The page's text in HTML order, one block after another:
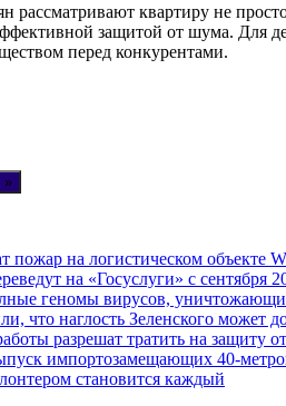
рассматривают квартиру не
защитой от шума. Для
перед конкурентами.
пожар на логистическом объекте
на «Госуслуги» с сентября
геномы вирусов,
что наглость Зеленского может
разрешат тратить на защиту
импортозамещающих 40-
становится каждый